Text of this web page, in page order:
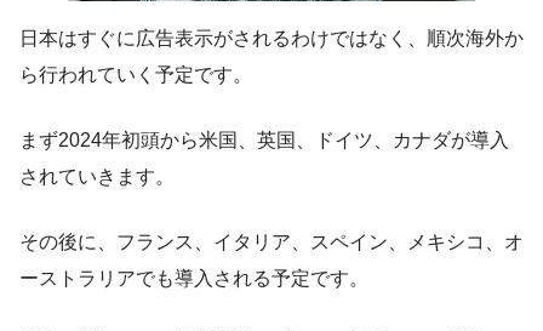
日本はすぐに広告表示がされるわけではなく、順次海外か
ら行われていく予定です。
まず2024年初頭から米国、英国、ドイツ、カナダが導入
されていきます。
その後に、フランス、イタリア、スペイン、メキシコ、オ
ーストラリアでも導入される予定です。